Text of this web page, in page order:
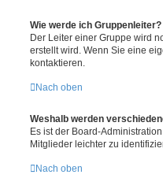
Wie werde ich Gruppenleiter?
Der Leiter einer Gruppe wird
erstellt wird. Wenn Sie eine
kontaktieren.
Nach oben
Weshalb werden
Es ist der Board-
Mitglieder leichter zu
Nach oben